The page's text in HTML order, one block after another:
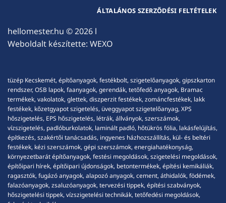
hellomester.hu © 2026 l
Weboldalt készítette: WEXO
ÁLTALÁNOS SZERZŐDÉSI FELTÉTELEK
tüzép Kecskemét, építőanyagok, festékbolt, szigetelőanyagok, gipszkarton
rendszer, OSB lapok, faanyagok, gerendák, tetőfedő anyagok, Bramac
termékek, vakolatok, glettek, diszperzit festékek, zománcfestékek, lakk
festékek, kőzetgyapot szigetelés, üveggyapot szigetelőanyag, XPS
hőszigetelés, EPS hőszigetelés, létrák, állványok, szerszámok,
vízszigetelés, padlóburkolatok, laminált padló, hőtükrös fólia, lakásfelújítás,
építkezés, szakértői tanácsadás, ingyenes házhozszállítás, kül- és beltéri
festékek, kézi szerszámok, gépi szerszámok, energiahatékonyság,
környezetbarát építőanyagok, festési megoldások, szigetelési megoldások,
építőipari hírek, építőipari újdonságok, betontermékek, építési kemikáliák,
ragasztók, fugázó anyagok, alapozó anyagok, cement, áthidalók, födémek,
falazóanyagok, zsaluzóanyagok, tervezési tippek, építési szabványok,
hőszigetelési tippek, vízszigetelési technikák, tetőfedési megoldások,